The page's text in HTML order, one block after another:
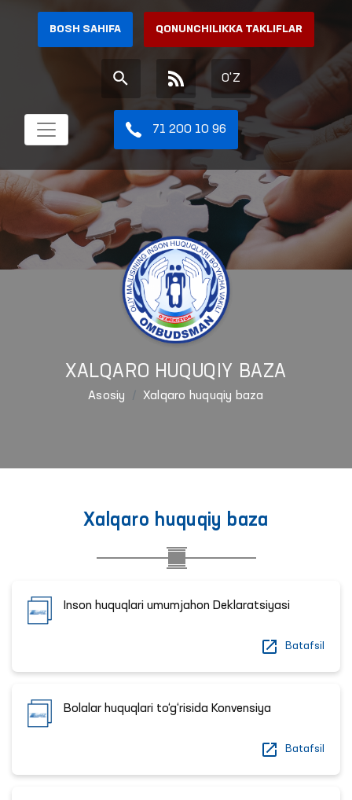
BOSH SAHIFA QONUNCHILIKKA TAKLIFLAR
O'Z
71 200 10 96
XALQARO HUQUQIY BAZA
Asosiy Xalqaro huquqiy baza
Xalqaro huquqiy baza
Inson huquqlari umumjahon Deklaratsiyasi
Batafsil
Bolalar huquqlari to‘g‘risida Konvensiya
Batafsil